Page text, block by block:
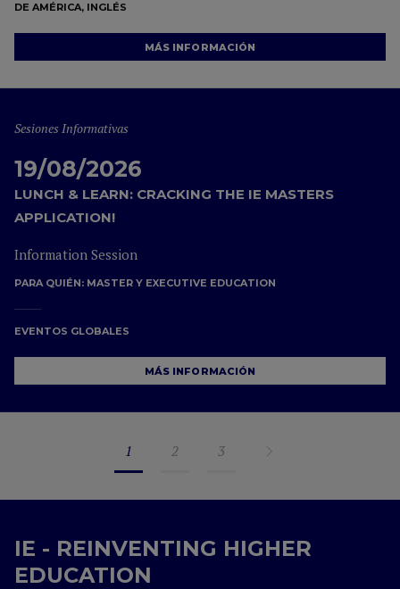
DE AMÉRICA, INGLÉS
MÁS INFORMACIÓN
Sesiones Informativas
19/08/2026
LUNCH & LEARN: CRACKING THE IE MASTERS
APPLICATION!
Information Session
PARA QUIÉN: MASTER Y EXECUTIVE EDUCATION
EVENTOS GLOBALES
MÁS INFORMACIÓN
1 2 3
IE - REINVENTING HIGHER
EDUCATION